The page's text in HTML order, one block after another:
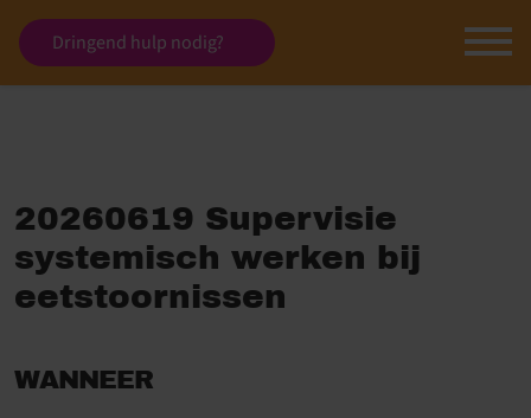
Dringend hulp nodig?
20260619 Supervisie
systemisch werken bij
eetstoornissen
WANNEER